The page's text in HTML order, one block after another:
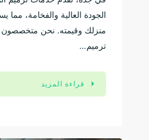
الجودة العالية والفخامة،
منزلك وقيمته. نحن
ترميم…
قراءة المزيد